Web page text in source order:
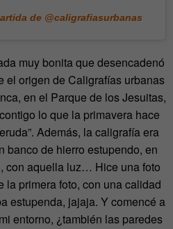
de @caligrafiasurbanas
muy bonita que desencadenó
origen de Caligrafías urbanas
en el Parque de los Jesuitas,
lo que la primavera hace
Además, la caligrafía era
banco de hierro estupendo, en
con aquella luz… Hice una foto
la primera foto, con una calidad
estupenda, jajaja. Y comencé a
entorno, ¿también las paredes